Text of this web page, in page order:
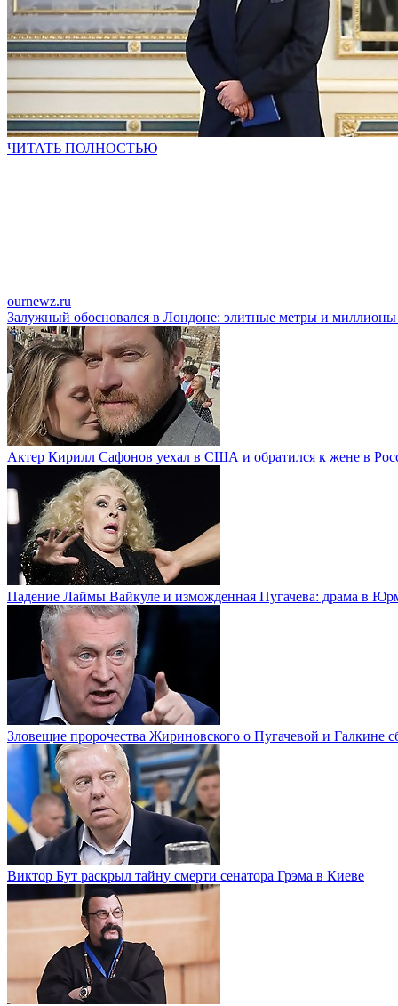
ЧИТАТЬ ПОЛНОСТЬЮ
ournewz.ru
Залужный обосновался в Лондоне: элитные метры и миллионы
Актер Кирилл Сафонов уехал в США и обратился к жене в
Падение Лаймы Вайкуле и изможденная Пугачева: драма в
Зловещие пророчества Жириновского о Пугачевой и Галкине
Виктор Бут раскрыл тайну смерти сенатора Грэма в Киеве